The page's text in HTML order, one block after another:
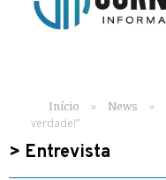
Início » News »
verdade!”
> Entrevista